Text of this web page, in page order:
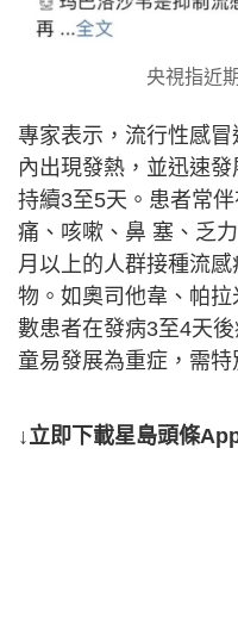
央視指近
專家表示，流行性感
內出現發熱，並迅速
持續3至5天。患者常
痛、咳嗽、鼻 塞、乏
月以上的人群接種流
物。如奧司他韋、帕
數患者在發病3至4天
童易發展為重症，需特
↓立即下載星島頭條